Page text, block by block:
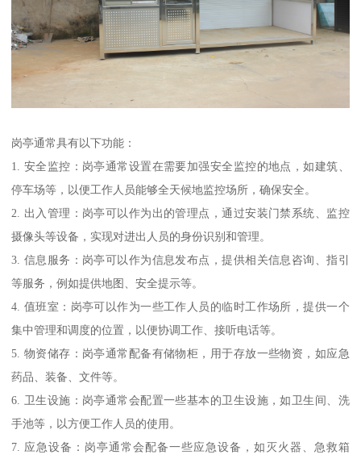
岗亭通常具有以下功能：
1. 安全监控：岗亭通常设置在需要加强安全监控的地点，如建筑、
停车场等，以便工作人员能够全天候地监控场所，确保安全。
2. 出入管理：岗亭可以作为出的管理点，通过安装门禁系统、监控
摄像头等设备，实现对进出人员的身份识别和管理。
3. 信息服务：岗亭可以作为信息发布点，提供相关信息咨询、指引
等服务，例如提供地图、安全提示等。
4. 值班室：岗亭可以作为一些工作人员的临时工作场所，提供一个
集中管理和调度的位置，以便协调工作、接听电话等。
5. 物资储存：岗亭通常配备有储物柜，用于存放一些物资，如应急
药品、装备、文件等。
6. 卫生设施：岗亭通常会配置一些基本的卫生设施，如卫生间、洗
手池等，以方便工作人员的使用。
7. 应急设备：岗亭通常会配备一些应急设备，如灭火器、急救箱